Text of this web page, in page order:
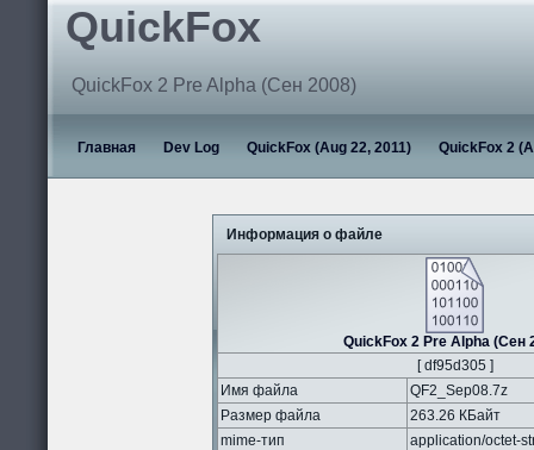
QuickFox
QuickFox 2 Pre Alpha (Сен 2008)
Главная Dev Log QuickFox (Aug 22, 2011) QuickFox 2
Информация о файле
QuickFox 2 Pre Alpha (Сен
[ df95d305 ]
Имя файла
QF2_Sep08.7z
Размер файла
263.26 КБайт
mime-тип
application/octet-